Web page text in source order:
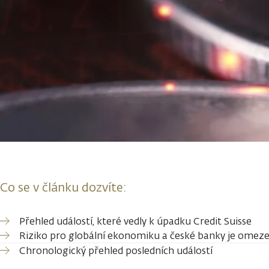
Co se v článku dozvíte:
Přehled událostí, které vedly k úpadku Credit Suisse
Riziko pro globální ekonomiku a české banky je
Chronologický přehled posledních událostí